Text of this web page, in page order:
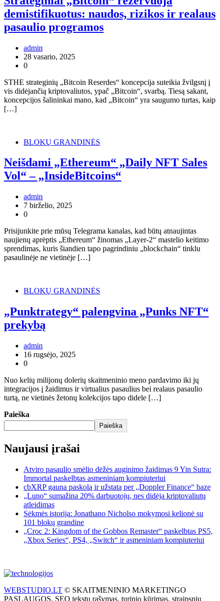
demistifikuotus: naudos, rizikos ir realaus
pasaulio programos
admin
28 vasario, 2025
0
STHE strateginių „Bitcoin Reserdes“ koncepcija suteikia žvilgsnį į
vis didėjančią kriptovaliutos, ypač „Bitcoin“, svarbą. Tiesą sakant,
koncepcijos šalininkai mano, kad „Bitcoin“ yra saugumo turtas, kaip
[…]
BLOKŲ GRANDINĖS
Neišdami „Ethereum“ „Daily NFT Sales
Vol“ – „InsideBitcoins“
admin
7 birželio, 2025
0
Prisijunkite prie mūsų Telegrama kanalas, kad būtų atnaujintas
naujienų aprėptis „Ethereum“ žinomas „Layer-2“ mastelio keitimo
sprendimas, kuris šiandien tapo pagrindiniu „blockchain“ tinklu
pasaulinėje ne vietinėje […]
BLOKŲ GRANDINĖS
„Punktrategy“ palengvina „Punks NFT“
prekybą
admin
16 rugsėjo, 2025
0
Nuo kelių milijonų dolerių skaitmeninio meno pardavimo iki jų
integracijos į žaidimus ir virtualius pasaulius bei realaus pasaulio
turtą, ne vietinės žetonų kolekcijos tapo didele […]
Paieška
Paieška
Naujausi įrašai
Atviro pasaulio smėlio dėžės auginimo žaidimas 9 Yin Sutra:
Immortal paskelbtas asmeniniam kompiuteriui
cbXRP gauna paskolą ir užstatą per „Doppler Finance“ bazę
„Luno“ sumažina 20% darbuotojų, nes didėja kriptovaliutų
atleidimas
Sėkmės istorija: Jonathano Nicholso mokymosi kelionė su
101 blokų grandine
„Croc 2: Kingdom of the Gobbos Remaster“ paskelbtas PS5,
„Xbox Series“, PS4, „Switch“ ir asmeniniam kompiuteriui
WEBSTUDIO.LT © SKAITMENINIO MARKETINGO
PASLAUGOS. SEO tekstų rašymas, turinio kūrimas, straipsnių